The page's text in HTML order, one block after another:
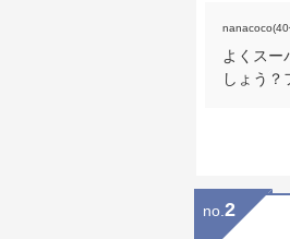
nanacoco(40
よくスー
しょう？
no. 2